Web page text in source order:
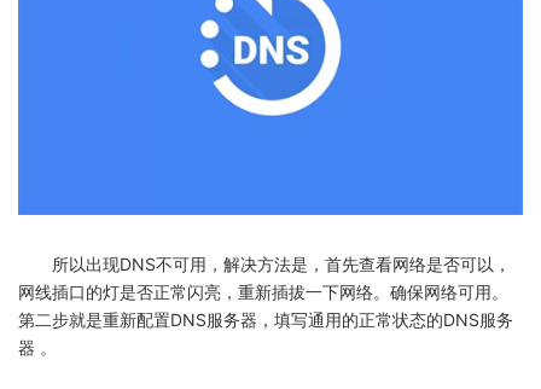
所以出现DNS不可用，解决方法是，首先查看网络是否可以，
网线插口的灯是否正常闪亮，重新插拔一下网络。确保网络可用。
第二步就是重新配置DNS服务器，填写通用的正常状态的DNS服务
器 。